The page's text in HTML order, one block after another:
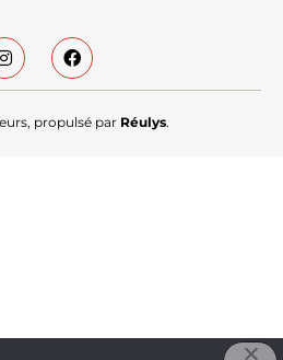
propulsé par Réulys.